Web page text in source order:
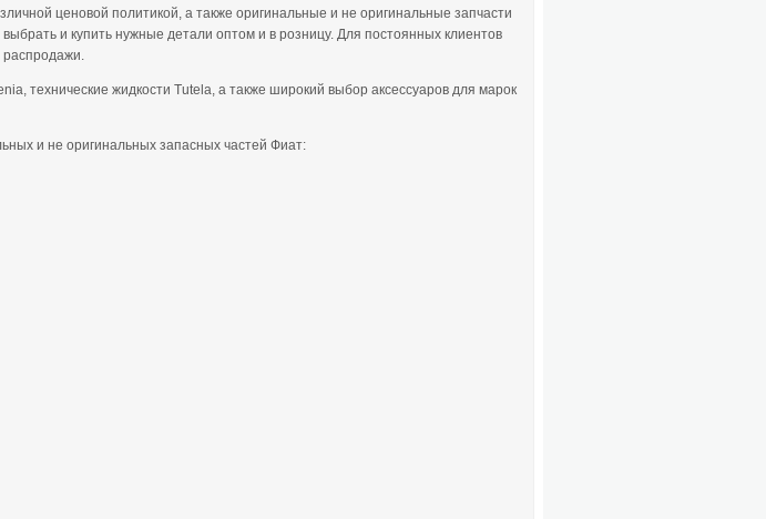
ценовой политикой, а также оригинальные и не оригинальные запчасти
и купить нужные детали оптом и в розницу. Для постоянных клиентов
распродажи.
технические жидкости Tutela, а также широкий выбор аксессуаров для марок
и не оригинальных запасных частей Фиат: